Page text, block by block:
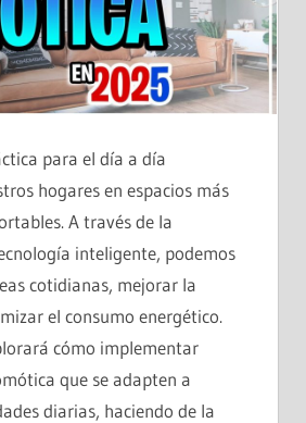
para el día a día
hogares en espacios más
A través de la
inteligente, podemos
cotidianas, mejorar la
el consumo energético.
cómo implementar
que se adapten a
diarias, haciendo de la